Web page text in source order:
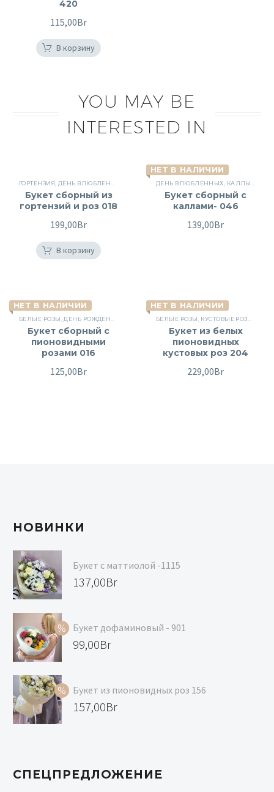
420
115,00Br
В корзину
YOU MAY BE
INTERESTED IN
ГОРТЕНЗИЯ, ДЕНЬ ВЛЮБЛЕННЫХ КУСТОВЫЕ РОЗЫ, ПОВОД,РОЗЫ ,СБОРНЫЕ
Букет сборный из
гортензий и роз 018
199,00Br
В корзину
НЕТ В НАЛИЧИИ
ДЕНЬ ВЛЮБЛЕННЫХ, КАЛЛЫ ,
Букет сборный с
каллами- 046
139,00Br
НЕТ В НАЛИЧИИ
БЕЛЫЕ РОЗЫ ,ДЕНЬ РОЖДЕНИЯ КУСТОВЫЕ РОЗЫ ,ПОВОД ,РОЗЫ ,СБОРНЫЕ
Букет сборный с
пионовидными
розами 016
125,00Br
НЕТ В НАЛИЧИИ
БЕЛЫЕ РОЗЫ , КУСТОВЫЕ РОЗЫ
Букет из белых
пионовидных
кустовых роз 204
229,00Br
НОВИНКИ
Букет с маттиолой -1115
137,00Br
Букет дофаминовый - 901
Первоначальная
119,00Br.
99,00Br
99,00Br.
Букет из пионовидных роз 156
Первоначальная
157,00Br
СПЕЦПРЕДЛОЖЕНИЕ